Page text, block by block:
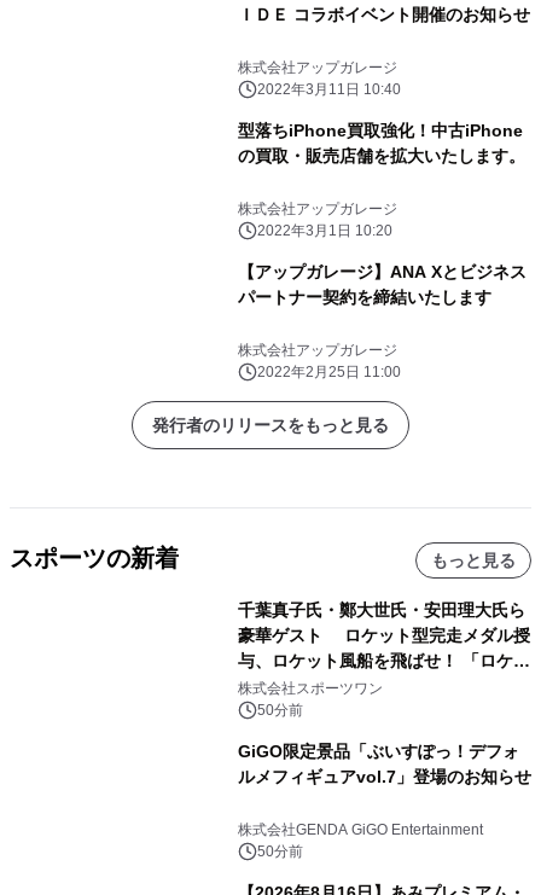
ＩＤＥ コラボイベント開催のお知らせ
株式会社アップガレージ
2022年3月11日 10:40
型落ちiPhone買取強化！中古iPhone
の買取・販売店舗を拡大いたします。
株式会社アップガレージ
2022年3月1日 10:20
【アップガレージ】ANA Xとビジネス
パートナー契約を締結いたします
株式会社アップガレージ
2022年2月25日 11:00
発行者のリリースをもっと見る
スポーツの新着 もっと見る
千葉真子氏・鄭大世氏・安田理大氏ら
豪華ゲスト ロケット型完走メダル授
与、ロケット風船を飛ばせ！ 「ロケッ
トマラソン2026」開催
株式会社スポーツワン
50分前
GiGO限定景品「ぶいすぽっ！デフォ
ルメフィギュアvol.7」登場のお知らせ
株式会社GENDA GiGO Entertainment
50分前